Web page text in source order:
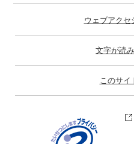
ウェブアクセ
文字が読
このサイ